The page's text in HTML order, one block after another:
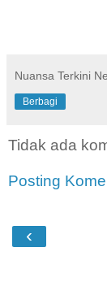
Nuansa Terkini
Berbagi
Tidak ada
Posting
‹